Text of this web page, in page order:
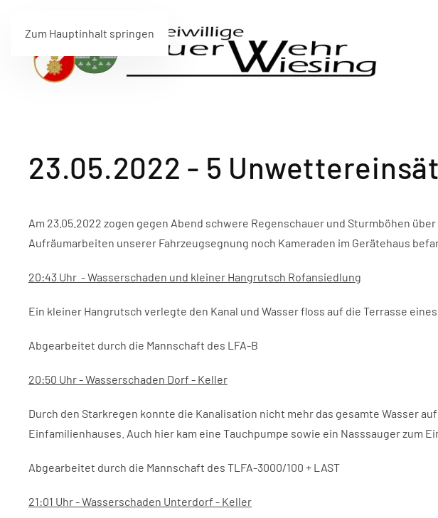
Zum Hauptinhalt springen
23.05.2022 - 5
Am 23.05.2022 zogen gegen Abend schwere Regenschauer und Sturmböhen
Aufräumarbeiten unserer Fahrzeugsegnung noch Kameraden im Gerätehaus
20:43 Uhr - Wasserschaden und kleiner Hangrutsch Rofansiedlung
Ein kleiner Hangrutsch verlegte den Kanal und Wasser floss auf die Terrasse
Abgearbeitet durch die Mannschaft des LFA-B
20:50 Uhr - Wasserschaden Dorf - Keller
Durch den Starkregen konnte die Kanalisation nicht mehr das gesamte Wasser
Einfamilienhauses. Auch hier kam eine Tauchpumpe sowie ein Nasssauger zum
Abgearbeitet durch die Mannschaft des TLFA-3000/100 + LAST
21:01 Uhr - Wasserschaden Unterdorf - Keller